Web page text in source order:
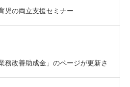
児の両立支援セミナー
務改善助成金」のページが更新さ